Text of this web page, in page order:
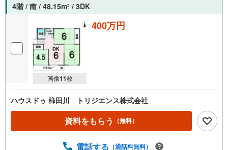
4階 / 南 / 48.15m2 / 3DK
画像11枚
400万円
ハウスドゥ 柿田川 トリジエンス株式会社
資料をもらう （無料）
電話する （通話料無料）